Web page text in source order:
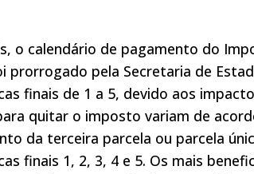
o calendário de pagamento do
prorrogado pela Secretaria de
finais de 1 a 5, devido aos
quitar o imposto variam de
da terceira parcela ou parcela
finais 1, 2, 3, 4 e 5. Os mais